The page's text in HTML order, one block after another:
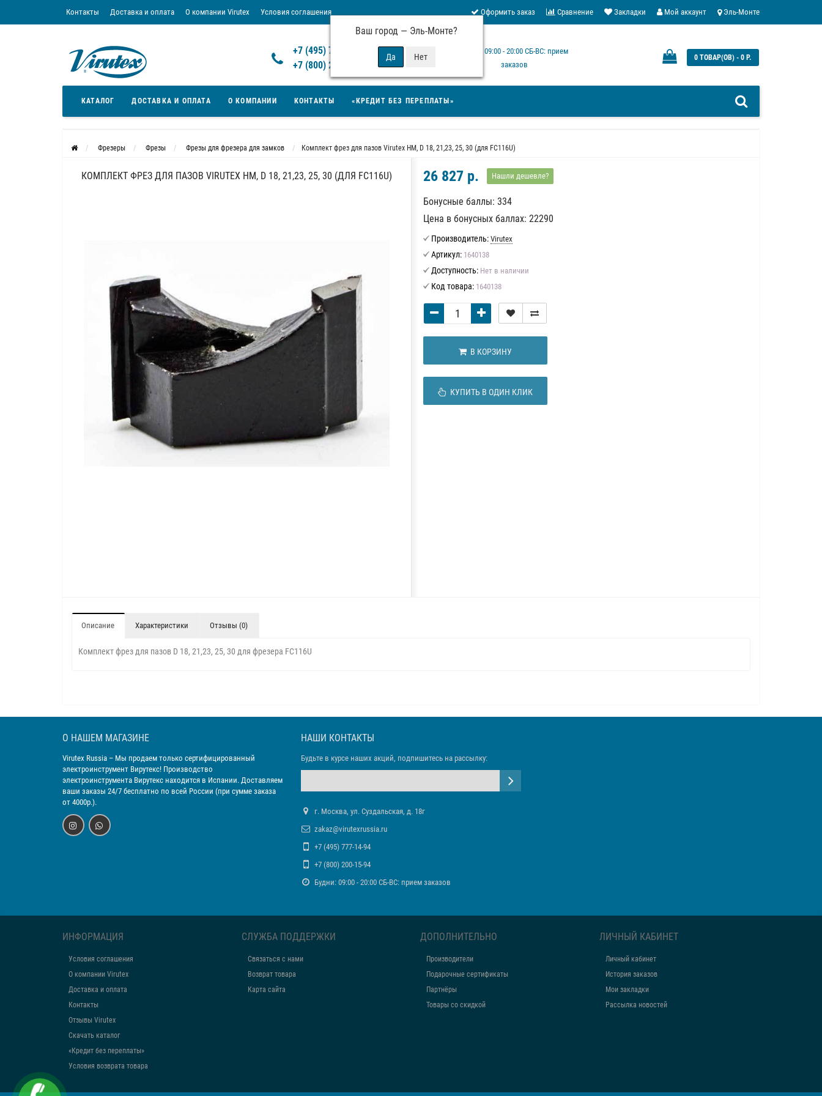
Условия соглашения
О компании Virutex
Доставка и оплата
Контакты
Условия возврата товара
Эль-Монте
Ваш город — Эль-Монте?
Мой аккаунт
Закладки
Сравнение
Оформить заказ
+7 (495) 777-14-94
+7 (800) 200-15-94
Будни: 09:00 - 20:00 СБ-ВС: прием
заказов
0 ТОВАР(ОВ) - 0 Р.
КАТАЛОГ ДОСТАВКА И ОПЛАТА О КОМПАНИИ КОНТАКТЫ «КРЕДИТ БЕЗ ПЕРЕПЛАТЫ»
Фрезеры Фрезы Фрезы для фрезера для замков Комплект фрез для пазов Virutex HM, D 18, 21,23, 25, 30 (для FC116U)
КОМПЛЕКТ ФРЕЗ ДЛЯ ПАЗОВ VIRUTEX HM, D 18, 21,23, 25, 30 (ДЛЯ FC116U) 26 827 р. Нашли дешевле?
Бонусные баллы: 334
Цена в бонусных баллах: 22290
Производитель: Virutex
Артикул: 1640138
Доступность: Нет в наличии
Код товара: 1640138
В КОРЗИНУ
КУПИТЬ В ОДИН КЛИК
Описание Характеристики Отзывы (0)
Комплект фрез для пазов D 18, 21,23, 25, 30 для фрезера FC116U
О НАШЕМ МАГАЗИНЕ
Virutex Russia – Мы продаем только сертифицированный
электроинструмент Вирутекс! Производство
электроинструмента Вирутекс находится в Испании. Доставляем
ваши заказы 24/7 бесплатно по всей России (при сумме заказа
от 4000р.).
НАШИ КОНТАКТЫ
Будьте в курсе наших акций, подпишитесь на рассылку:
г. Москва, ул. Суздальская, д. 18г
zakaz@virutexrussia.ru
+7 (495) 777-14-94
+7 (800) 200-15-94
Будни: 09:00 - 20:00 СБ-ВС: прием заказов
ИНФОРМАЦИЯ
Условия соглашения
О компании Virutex
Доставка и оплата
Контакты
Отзывы Virutex
Скачать каталог
«Кредит без переплаты»
Условия возврата товара
СЛУЖБА ПОДДЕРЖКИ
Связаться с нами
Возврат товара
Карта сайта
ДОПОЛНИТЕЛЬНО
Производители
Подарочные сертификаты
Партнёры
Товары со скидкой
ЛИЧНЫЙ КАБИНЕТ
Личный кабинет
История заказов
Мои закладки
Рассылка новостей